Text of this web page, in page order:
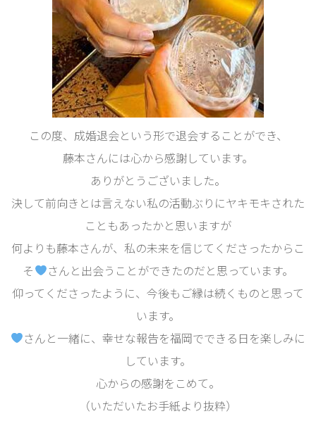
この度、成婚退会という形で退会することができ、
藤本さんには心から感謝しています。
ありがとうございました。
決して前向きとは言えない私の活動ぶりにヤキモキされた
こともあったかと思いますが
何よりも藤本さんが、私の未来を信じてくださったからこ
そ
さんと出会うことができたのだと思っています。
仰ってくださったように、今後もご縁は続くものと思って
います。
さんと一緒に、幸せな報告を福岡でできる日を楽しみに
しています。
心からの感謝をこめて。
（いただいたお手紙より抜粋）